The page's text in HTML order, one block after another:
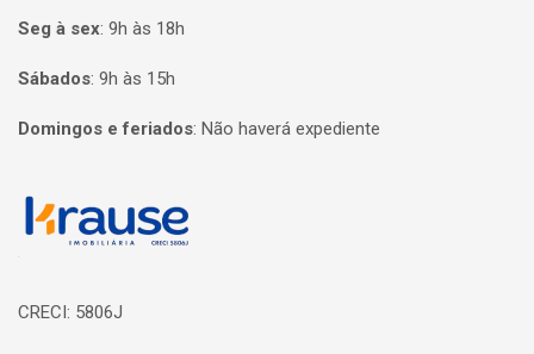
Seg à sex: 9h às 18h
Sábados: 9h às 15h
Domingos e feriados: Não haverá expediente
Página inicial
CRECI: 5806J